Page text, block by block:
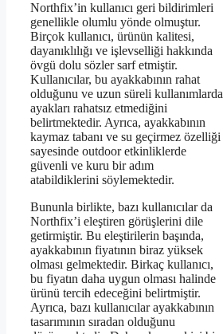
Northfix’in kullanıcı geri bildirimleri
genellikle olumlu yönde olmuştur.
Birçok kullanıcı, ürünün kalitesi,
dayanıklılığı ve işlevselliği hakkında
övgü dolu sözler sarf etmiştir.
Kullanıcılar, bu ayakkabının rahat
olduğunu ve uzun süreli kullanımlarda
ayakları rahatsız etmediğini
belirtmektedir. Ayrıca, ayakkabının
kaymaz tabanı ve su geçirmez özelliği
sayesinde outdoor etkinliklerde
güvenli ve kuru bir adım
atabildiklerini söylemektedir.
Bununla birlikte, bazı kullanıcılar da
Northfix’i eleştiren görüşlerini dile
getirmiştir. Bu eleştirilerin başında,
ayakkabının fiyatının biraz yüksek
olması gelmektedir. Birkaç kullanıcı,
bu fiyatın daha uygun olması halinde
ürünü tercih edeceğini belirtmiştir.
Ayrıca, bazı kullanıcılar ayakkabının
tasarımının sıradan olduğunu